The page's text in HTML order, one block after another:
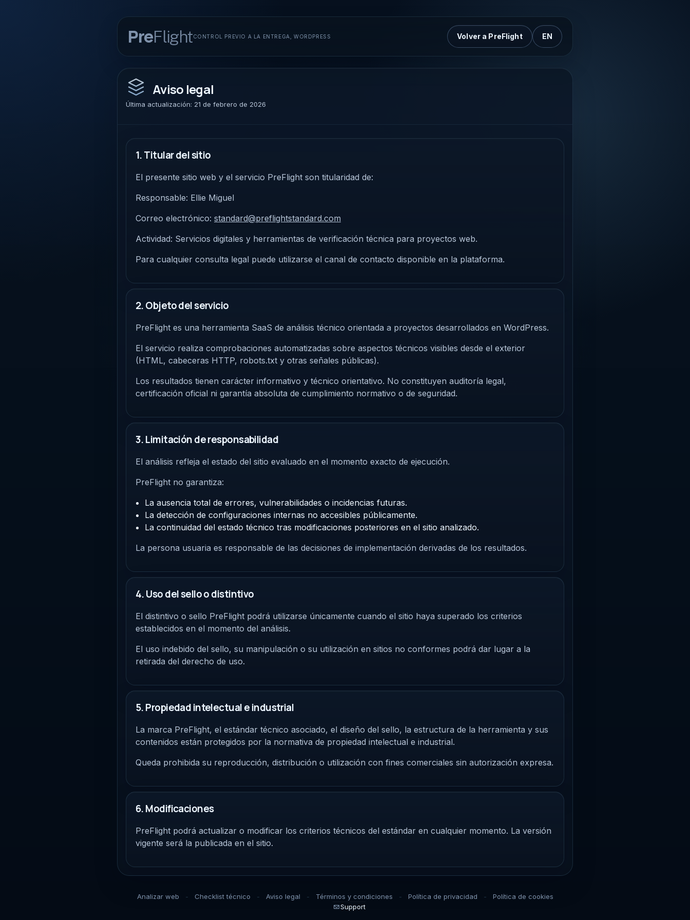
PreFlightCONTROL PREVIO A LA ENTREGA, WORDPRESS Volver a PreFlight EN
Aviso legal
Última actualización: 21 de febrero de 2026
1. Titular del sitio
El presente sitio web y el servicio PreFlight son titularidad de:
Responsable: Ellie Miguel
Correo electrónico: standard@preflightstandard.com
Actividad: Servicios digitales y herramientas de verificación técnica para proyectos web.
Para cualquier consulta legal puede utilizarse el canal de contacto disponible en la plataforma.
2. Objeto del servicio
PreFlight es una herramienta SaaS de análisis técnico orientada a proyectos desarrollados en WordPress.
El servicio realiza comprobaciones automatizadas sobre aspectos técnicos visibles desde el exterior
(HTML, cabeceras HTTP, robots.txt y otras señales públicas).
Los resultados tienen carácter informativo y técnico orientativo. No constituyen auditoría legal,
certificación oficial ni garantía absoluta de cumplimiento normativo o de seguridad.
3. Limitación de responsabilidad
El análisis refleja el estado del sitio evaluado en el momento exacto de ejecución.
PreFlight no garantiza:
La ausencia total de errores, vulnerabilidades o incidencias futuras.
La detección de configuraciones internas no accesibles públicamente.
La continuidad del estado técnico tras modificaciones posteriores en el sitio analizado.
La persona usuaria es responsable de las decisiones de implementación derivadas de los resultados.
4. Uso del sello o distintivo
El distintivo o sello PreFlight podrá utilizarse únicamente cuando el sitio haya superado los criterios
establecidos en el momento del análisis.
El uso indebido del sello, su manipulación o su utilización en sitios no conformes podrá dar lugar a la
retirada del derecho de uso.
5. Propiedad intelectual e industrial
La marca PreFlight, el estándar técnico asociado, el diseño del sello, la estructura de la herramienta y sus
contenidos están protegidos por la normativa de propiedad intelectual e industrial.
Queda prohibida su reproducción, distribución o utilización con fines comerciales sin autorización expresa.
6. Modificaciones
PreFlight podrá actualizar o modificar los criterios técnicos del estándar en cualquier momento. La versión
vigente será la publicada en el sitio.
Analizar web Checklist técnico Aviso legal Términos y condiciones Política de privacidad
Política de cookies
Support